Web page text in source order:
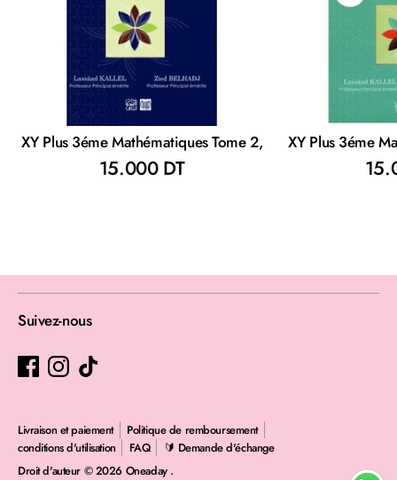
XY Plus 3éme Mathématiques Tome 2,
15.000 DT
XY Plus 3éme
Suivez-nous
Livraison et paiement
Politique de remboursement
conditions d'utilisation
FAQ
🔰 Demande d'échange
Droit d'auteur © 2026 Oneaday .